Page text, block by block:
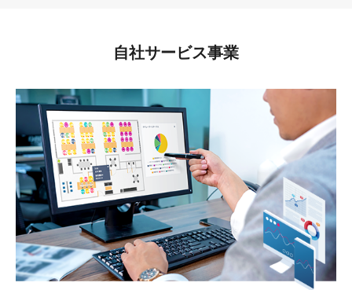
自社サービス事業